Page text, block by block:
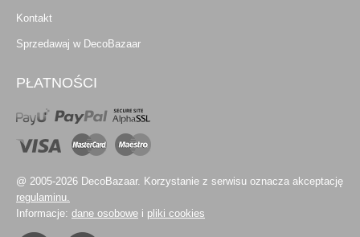
Kontakt
Sprzedawaj w DecoBazaar
PŁATNOŚCI
@ 2005-2026 DecoBazaar. Korzystanie z serwisu oznacza akceptację
regulaminu.
Informacje: dane osobowe i pliki cookies